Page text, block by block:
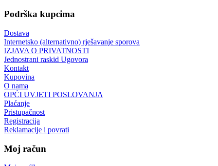
Podrška kupcima
Dostava
Internetsko (alternativno) rješavanje sporova
IZJAVA O PRIVATNOSTI
Jednostrani raskid Ugovora
Kontakt
Kupovina
O nama
OPĆI UVJETI POSLOVANJA
Plaćanje
Pristupačnost
Registracija
Reklamacije i povrati
Moj račun